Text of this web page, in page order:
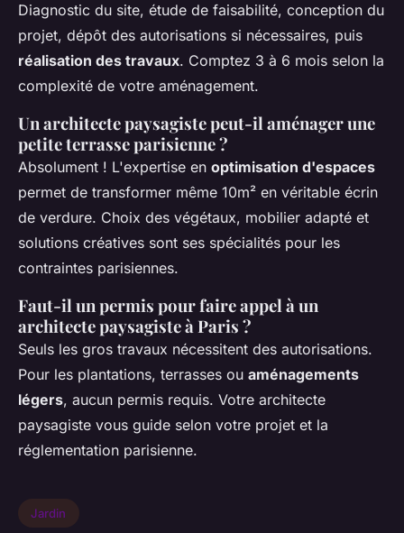
Diagnostic du site, étude de faisabilité, conception du
projet, dépôt des autorisations si nécessaires, puis
réalisation des travaux. Comptez 3 à 6 mois selon la
complexité de votre aménagement.
Un architecte paysagiste peut-il aménager une
petite terrasse parisienne ?
Absolument ! L'expertise en optimisation d'espaces
permet de transformer même 10m² en véritable écrin
de verdure. Choix des végétaux, mobilier adapté et
solutions créatives sont ses spécialités pour les
contraintes parisiennes.
Faut-il un permis pour faire appel à un
architecte paysagiste à Paris ?
Seuls les gros travaux nécessitent des autorisations.
Pour les plantations, terrasses ou aménagements
légers, aucun permis requis. Votre architecte
paysagiste vous guide selon votre projet et la
réglementation parisienne.
Jardin